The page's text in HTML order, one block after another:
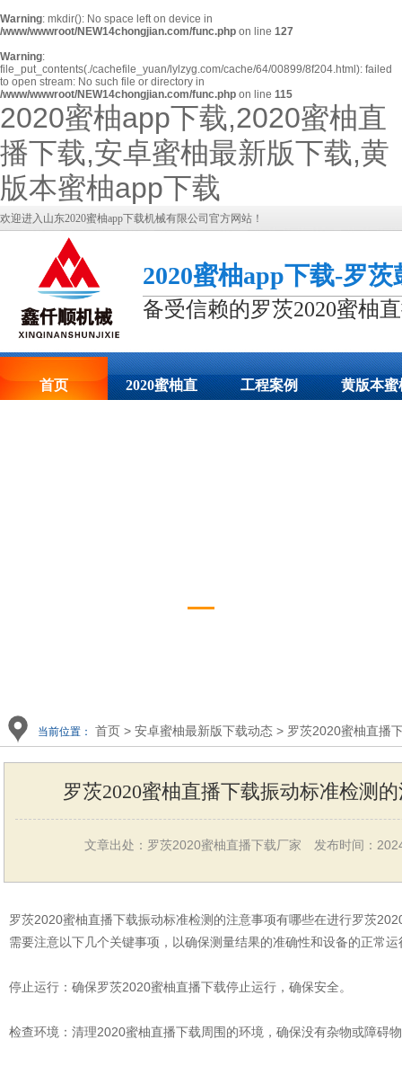
Warning: mkdir(): No space left on device in
/www/wwwroot/NEW14chongjian.com/func.php on line 127
Warning:
file_put_contents(./cachefile_yuan/lylzyg.com/cache/64/00899/8f204.html): failed
to open stream: No such file or directory in
/www/wwwroot/NEW14chongjian.com/func.php on line 115
2020蜜柚app下载,2020蜜柚直
播下载,安卓蜜柚最新版下载,黄
版本蜜柚app下载
欢迎进入山东2020蜜柚app下载机械有限公司官方网站！
2020蜜柚app下载-罗
备受信赖的罗茨2020蜜柚
首页 2020蜜柚直 工程案例 黄版本蜜
当前位置： 首页 > 安卓蜜柚最新版下载动态 > 罗茨2020蜜柚直播
罗茨2020蜜柚直播下载振动标准检测
文章出处：罗茨2020蜜柚直播下载厂家 发布时间：
罗茨2020蜜柚直播下载振动标准检测的注意事项有哪些在进行罗茨
需要注意以下几个关键事项，以确保测量结果的准确性和设备的正常运
停止运行：确保罗茨2020蜜柚直播下载停止运行，确保安全。
检查环境：清理2020蜜柚直播下载周围的环境，确保没有杂物或障碍